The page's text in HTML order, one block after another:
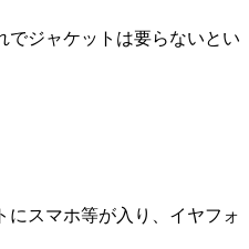
でジャケットは要らないとい
にスマホ等が入り、イヤフォ